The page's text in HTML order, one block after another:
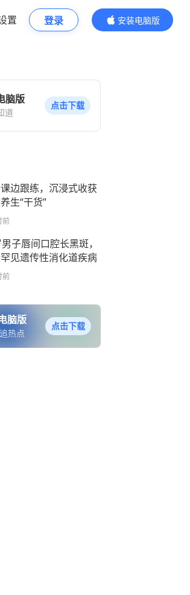
置 登录
安装电脑版
内容更精彩
脑版
道
点击下载
边跟练，沉浸式收获
生“干货”
前
子唇间口腔长黑斑，
见遗传性消化道疾病
前
脑版
热点
点击下载